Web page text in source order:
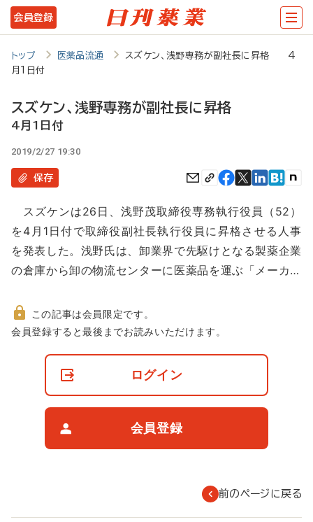
メ
イ
テ
ツ
に
動
会員登録
トップ 医薬品流通
スズケン、浅野専務が副社長に昇格 4
月1日付
スズケン、浅野専務が副社長に昇格
4月1日付
2019/2/27 19:30
保存
スズケンは26日、浅野茂取締役専務執行役員（52）
を4月1日付で取締役副社長執行役員に昇格させる人事
を発表した。浅野氏は、卸業界で先駆けとなる製薬企業
の倉庫から卸の物流センターに医薬品を運ぶ「メーカ…
非
この記事は会員限定です。
会員登録すると最後までお読みいただけます。
ログイン
会員登録
前のページに戻る